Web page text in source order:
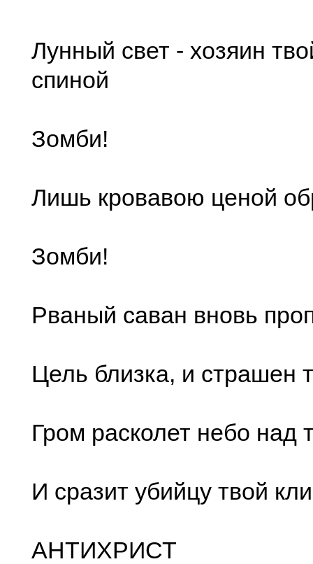
Лунный свет - хозяин
спиной
Зомби!
Лишь кровавою ценой
Зомби!
Рваный саван вновь
Цель близка, и страшен
Гром расколет небо над
И сразит убийцу твой
АНТИХРИСТ